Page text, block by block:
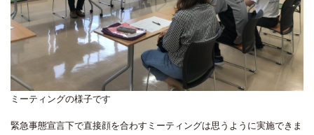
ミーティングの様子です
緊急事態宣言下で直接顔を合わすミーティングは思うように実施できま